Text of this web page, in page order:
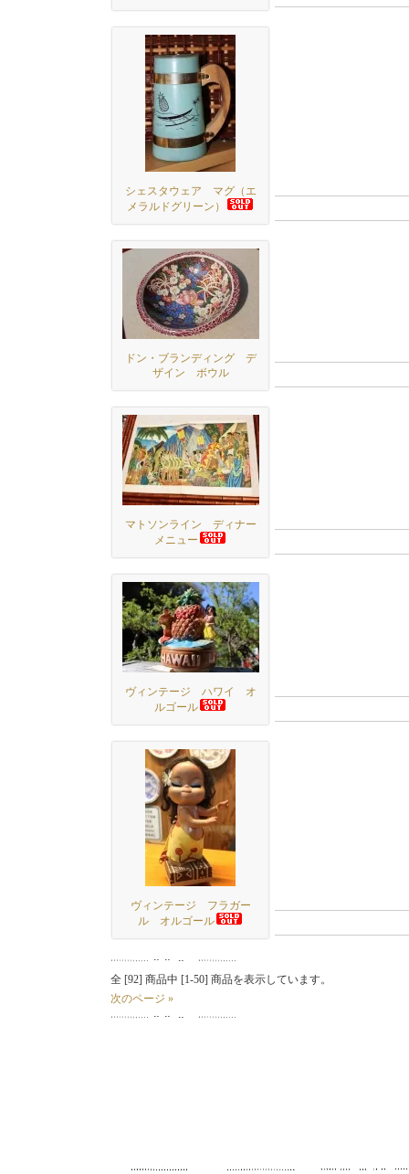
シェスタウェア マグ（エ
メラルドグリーン）
ドン・ブランディング デ
ザイン ボウル
マトソンライン ディナー
メニュー
ヴィンテージ ハワイ オ
ルゴール
ヴィンテージ フラガー
ル オルゴール
全 [92] 商品中 [1-50] 商品を表示しています。
次のページ »